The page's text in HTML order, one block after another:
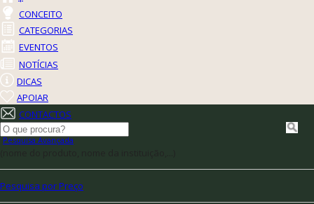
CONCEITO
CATEGORIAS
EVENTOS
NOTÍCIAS
DICAS
APOIAR
CONTACTOS
Pesquisa Avançada
Pesquisa por Preço